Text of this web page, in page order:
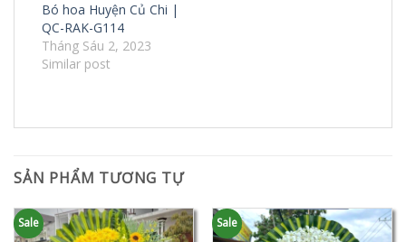
Bó hoa Huyện Củ Chi |
QC-RAK-G114
Tháng Sáu 2, 2023
Similar post
SẢN PHẨM TƯƠNG TỰ
Sale Sale